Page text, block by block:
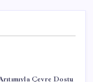
Çevre Dostu